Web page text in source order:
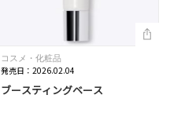
コスメ・化粧品
発売日：2026.02.04
ブースティングベース